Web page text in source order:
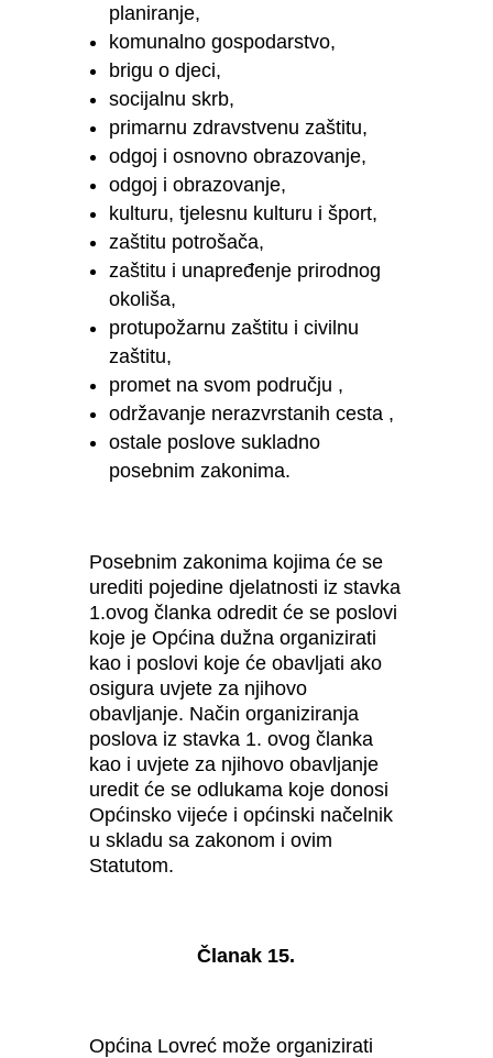
planiranje,
komunalno gospodarstvo,
brigu o djeci,
socijalnu skrb,
primarnu zdravstvenu zaštitu,
odgoj i osnovno obrazovanje,
odgoj i obrazovanje,
kulturu, tjelesnu kulturu i šport,
zaštitu potrošača,
zaštitu i unapređenje prirodnog
okoliša,
protupožarnu zaštitu i civilnu
zaštitu,
promet na svom području ,
održavanje nerazvrstanih cesta ,
ostale poslove sukladno
posebnim zakonima.
Posebnim zakonima kojima će se
urediti pojedine djelatnosti iz stavka
1.ovog članka odredit će se poslovi
koje je Općina dužna organizirati
kao i poslovi koje će obavljati ako
osigura uvjete za njihovo
obavljanje. Način organiziranja
poslova iz stavka 1. ovog članka
kao i uvjete za njihovo obavljanje
uredit će se odlukama koje donosi
Općinsko vijeće i općinski načelnik
u skladu sa zakonom i ovim
Statutom.
Članak 15.
Općina Lovreć može organizirati